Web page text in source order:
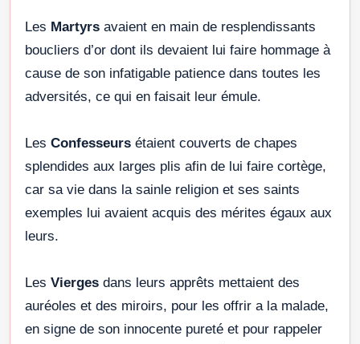
Les Martyrs avaient en main de resplendissants
boucliers d’or dont ils devaient lui faire hommage à
cause de son infatigable patience dans toutes les
adversités, ce qui en faisait leur émule.
Les Confesseurs étaient couverts de chapes
splendides aux larges plis afin de lui faire cortège,
car sa vie dans la sainle religion et ses saints
exemples lui avaient acquis des mérites égaux aux
leurs.
Les Vierges dans leurs apprêts mettaient des
auréoles et des miroirs, pour les offrir a la malade,
en signe de son innocente pureté et pour rappeler